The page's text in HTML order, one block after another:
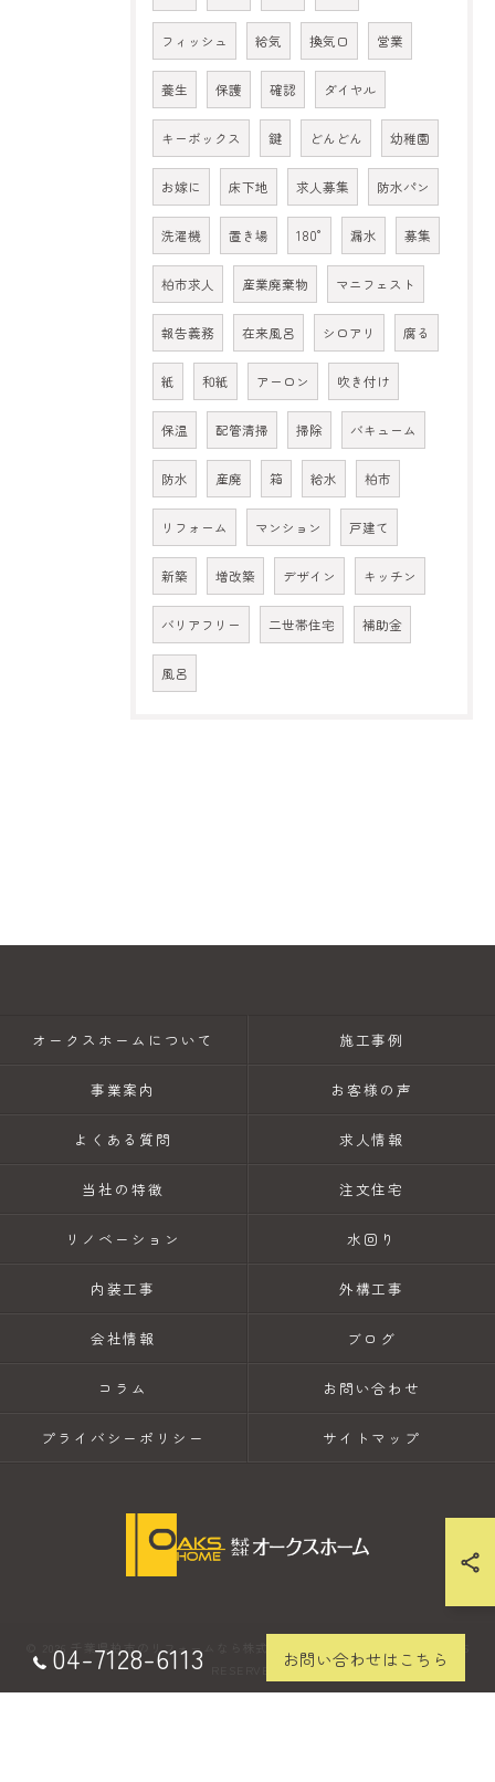
フィッシュ 給気 換気口 営業
養生 保護 確認 ダイヤル
キーボックス 鍵 どんどん 幼稚園
お嫁に 床下地 求人募集 防水パン
洗濯機 置き場 180° 漏水 募集
柏市求人 産業廃棄物 マニフェスト
報告義務 在来風呂 シロアリ 腐る
紙 和紙 アーロン 吹き付け
保温 配管清掃 掃除 バキューム
防水 産廃 箱 給水 柏市
リフォーム マンション 戸建て
新築 増改築 デザイン キッチン
バリアフリー 二世帯住宅 補助金
風呂
04-7128-6113 お問い合わせはこちら
オークスホームについて 施工事例
事業案内 お客様の声
よくある質問 求人情報
当社の特徴 注文住宅
リノベーション 水回り
内装工事 外構工事
会社情報 ブログ
コラム お問い合わせ
プライバシーポリシー サイトマップ
© 2026 千葉県柏市のリフォームなら株式会社オークスホーム ALL RIGHTS